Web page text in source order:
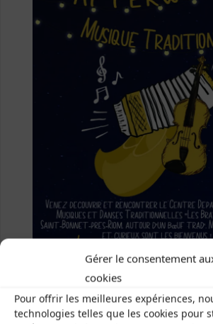
Gérer le consentement
cookies
Pour offrir les meilleures expériences,
technologies telles que les cookies pour